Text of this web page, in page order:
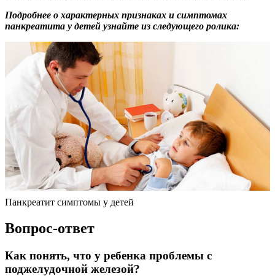
Подробнее о характерных признаках и симптомах
панкреатита у детей узнайте из следующего ролика:
Панкреатит симптомы у детей
Вопрос-ответ
Как понять, что у ребенка проблемы с
поджелудочной железой?